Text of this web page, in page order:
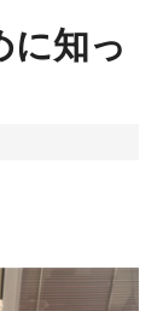
に知っ